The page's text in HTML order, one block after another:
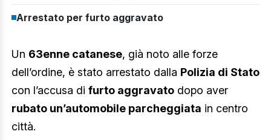
Arrestato per furto aggravato
Un 63enne catanese, già noto alle forze
dell’ordine, è stato arrestato dalla Polizia di Stato
con l’accusa di furto aggravato dopo aver
rubato un’automobile parcheggiata in centro
città.